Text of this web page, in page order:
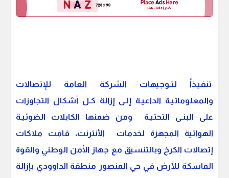
تنفيـذاً لتـوجيهات الشركة العامة للإتصالات
والمعلوماتيـة الداعيـة إلـى إزالة كـل أشكال التجاوزات
على البنـى التحتيـة ومن ضمنها الكابلات الضوئيـة
الهوائية المجهزة لخدمات الأنترنت، قامت ملاكات
إتصالات الكرخ وبالتنسيق مع جهاز الأمن الوطني والقوة
الماسكة للأرض في حي المنصور منطقة الداوودي بإزالة